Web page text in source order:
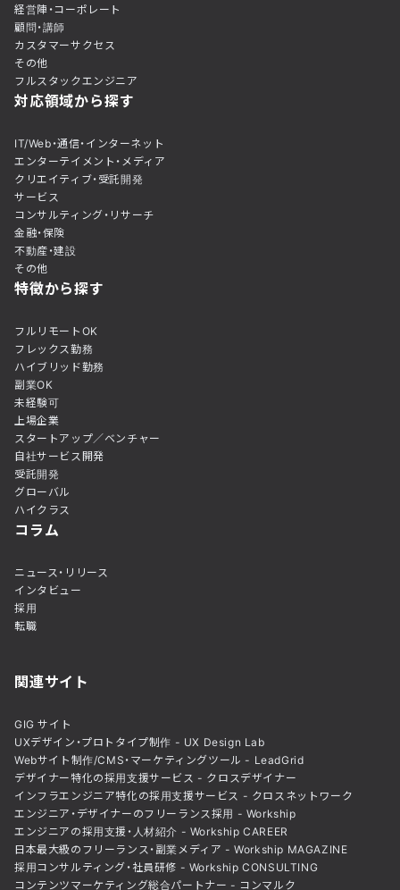
経営陣・コーポレート
顧問・講師
カスタマーサクセス
その他
フルスタックエンジニア
対応領域から探す
IT/Web・通信・インターネット
エンターテイメント・メディア
クリエイティブ・受託開発
サービス
コンサルティング・リサーチ
金融・保険
不動産・建設
その他
特徴から探す
フルリモートOK
フレックス勤務
ハイブリッド勤務
副業OK
未経験可
上場企業
スタートアップ／ベンチャー
自社サービス開発
受託開発
グローバル
ハイクラス
コラム
ニュース・リリース
インタビュー
採用
転職
関連サイト
GIG サイト
UXデザイン・プロトタイプ制作 - UX Design Lab
Webサイト制作/CMS・マーケティングツール - LeadGrid
デザイナー特化の採用支援サービス - クロスデザイナー
インフラエンジニア特化の採用支援サービス - クロスネットワーク
エンジニア・デザイナーのフリーランス採用 - Workship
エンジニアの採用支援・人材紹介 - Workship CAREER
日本最大級のフリーランス・副業メディア - Workship MAGAZINE
採用コンサルティング・社員研修 - Workship CONSULTING
コンテンツマーケティング総合パートナー - コンマルク